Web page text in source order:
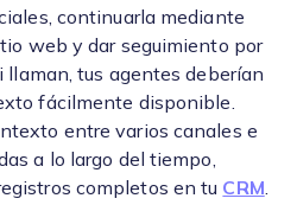
continuarla mediante
web y dar seguimiento por
llaman, tus agentes deberían
fácilmente disponible.
entre varios canales e
a lo largo del tiempo,
completos en tu CRM